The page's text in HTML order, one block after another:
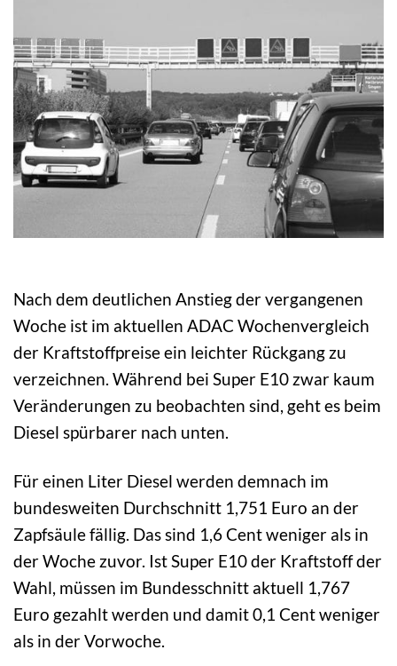
Nach dem deutlichen Anstieg der vergangenen
Woche ist im aktuellen ADAC Wochenvergleich
der Kraftstoffpreise ein leichter Rückgang zu
verzeichnen. Während bei Super E10 zwar kaum
Veränderungen zu beobachten sind, geht es beim
Diesel spürbarer nach unten.
Für einen Liter Diesel werden demnach im
bundesweiten Durchschnitt 1,751 Euro an der
Zapfsäule fällig. Das sind 1,6 Cent weniger als in
der Woche zuvor. Ist Super E10 der Kraftstoff der
Wahl, müssen im Bundesschnitt aktuell 1,767
Euro gezahlt werden und damit 0,1 Cent weniger
als in der Vorwoche.